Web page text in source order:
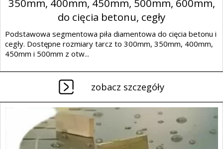
350mm, 400mm, 450mm, 500mm, 600mm,
do cięcia betonu, cegły
Podstawowa segmentowa piła diamentowa do cięcia betonu i
cegły. Dostępne rozmiary tarcz to 300mm, 350mm, 400mm,
450mm i 500mm z otw...
zobacz szczegóły